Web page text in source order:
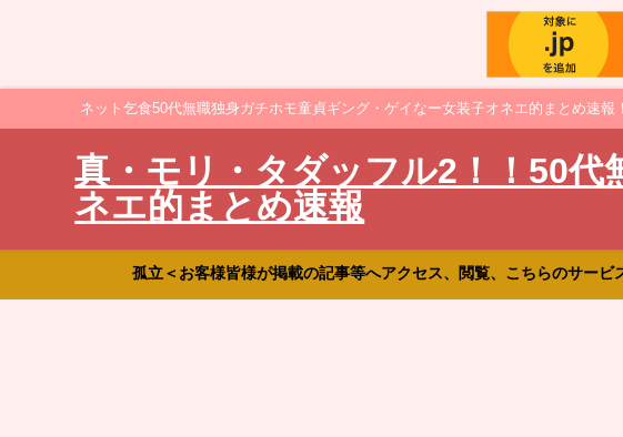
ネット乞食50代無職独身ガチホモ童貞ギング・ゲイなー女装子オネエ的まとめ速
真・モリ・タダッフル2！！50代
ネエ的まとめ速報
孤立＜お客様皆様が掲載の記事等へアクセス、閲覧、こちらのサー